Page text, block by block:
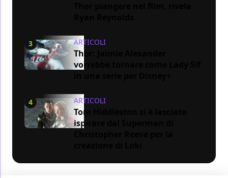
3 ARTICOLI
Thor: Jaimie Alexander
vorrebbe tornare come Lady Sif
4 ARTICOLI
Tom Hiddleston si è lasciato
ispirare dal Superman di